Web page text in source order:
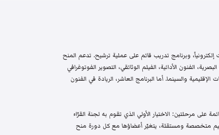
وبرنامج تدريب قائم على عملية ترشيح. تدعم المنح
الفنون الأدائية، الفيلم الوثائقي، التصوير الفوتوغرافي
والسينما. أما البرنامج العاشر، الريادة في الفنون
قائمة على مرحلتين: الاختيار الأولي الذي تقوم به لجنة القرّاء
متخصصة ومستقلة، يتغيّر أعضاؤها مع كل دورة منح